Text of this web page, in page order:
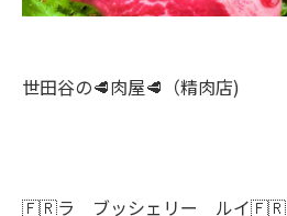
世田谷の🥩肉屋🥩（精肉店)
🇫🇷ラ ブッシェリー ルイ🇫🇷